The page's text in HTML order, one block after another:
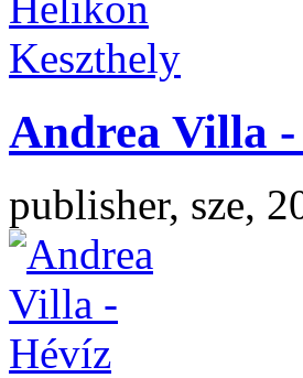
Andrea Villa
publisher, sze,